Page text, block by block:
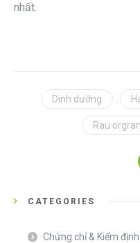
nhất.
Dinh dưỡng
Rau
CATEGORIES
Chứng chỉ & Kiểm định